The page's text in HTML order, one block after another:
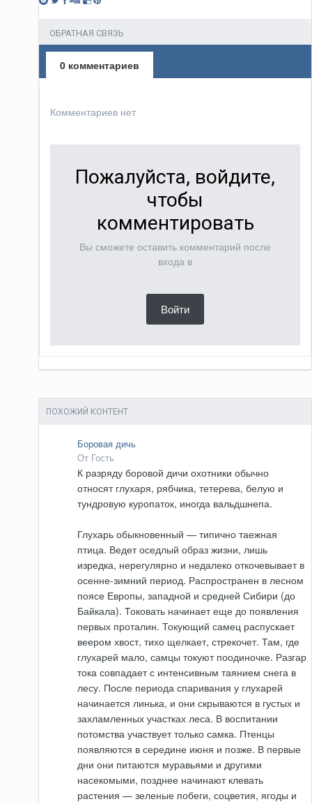
ОБРАТНАЯ СВЯЗЬ
0 комментариев
Комментариев нет
Пожалуйста, войдите,
чтобы
комментировать
Вы сможете оставить комментарий после
входа в
Войти
ПОХОЖИЙ КОНТЕНТ
Боровая дичь
От Гость
К разряду боровой дичи охотники обычно
относят глухаря, рябчика, тетерева, белую и
тундровую куропаток, иногда вальдшнепа.
Глухарь обыкновенный — типично таежная
птица. Ведет оседлый образ жизни, лишь
изредка, нерегулярно и недалеко откочевывает в
осенне-зимний период. Распространен в лесном
поясе Европы, западной и средней Сибири (до
Байкала). Токовать начинает еще до появления
первых проталин. Токующий самец распускает
веером хвост, тихо щелкает, стрекочет. Там, где
глухарей мало, самцы токуют поодиночке. Разгар
тока совпадает с интенсивным таянием снега в
лесу. После периода спаривания у глухарей
начинается линька, и они скрываются в густых и
захламленных участках леса. В воспитании
потомства участвует только самка. Птенцы
появляются в середине июня и позже. В первые
дни они питаются муравьями и другими
насекомыми, позднее начинают клевать
растения — зеленые побеги, соцветия, ягоды и